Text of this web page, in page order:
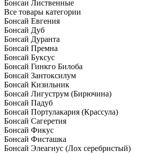
Бонсаи Лиственные
Все товары категории
Бонсай Евгения
Бонсай Дуб
Бонсай Дуранта
Бонсай Премна
Бонсай Буксус
Бонсай Гинкго Билоба
Бонсай Зантоксилум
Бонсай Кизильник
Бонсай Лигуструм (Бирючина)
Бонсай Падуб
Бонсай Портулакария (Крассула)
Бонсай Сагеретия
Бонсай Фикус
Бонсай Фисташка
Бонсай Элеагнус (Лох серебристый)